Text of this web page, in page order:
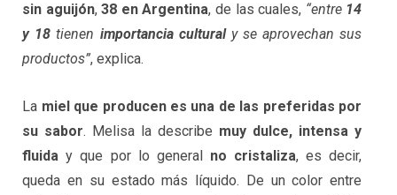
sin aguijón,38 en Argentina, de las cuales, “entre 14
y 18 tienen importancia culturaly se aprovechan sus
productos”, explica.
La miel que producen es una de las preferidas por
su sabor. Melisa la describe muy dulce, intensa y
fluida y que por lo general no cristaliza, es decir,
queda en su estado más líquido. De un color entre